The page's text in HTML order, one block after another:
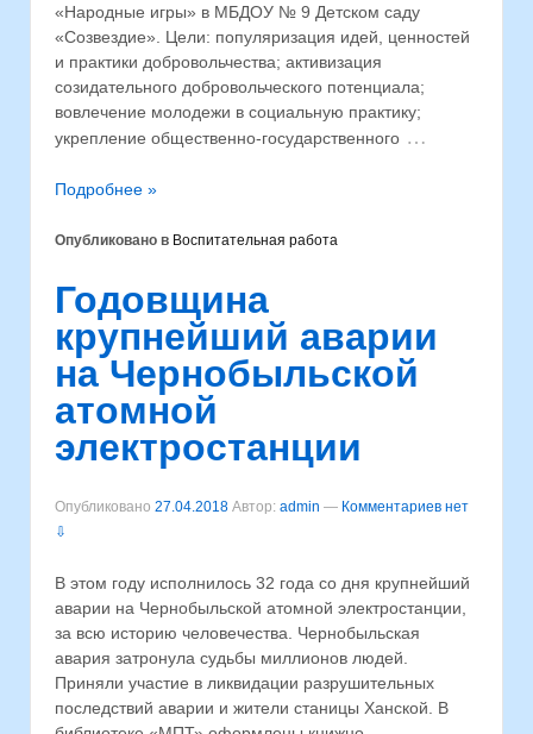
«Народные игры» в МБДОУ № 9 Детском саду
«Созвездие». Цели: популяризация идей, ценностей
и практики добровольчества; активизация
созидательного добровольческого потенциала;
вовлечение молодежи в социальную практику;
укрепление общественно-государственного …
Подробнее »
Опубликовано в Воспитательная работа
Годовщина
крупнейший аварии
на Чернобыльской
атомной
электростанции
Опубликовано 27.04.2018 Автор: admin — Комментариев нет
⇩
В этом году исполнилось 32 года со дня крупнейший
аварии на Чернобыльской атомной электростанции,
за всю историю человечества. Чернобыльская
авария затронула судьбы миллионов людей.
Приняли участие в ликвидации разрушительных
последствий аварии и жители станицы Ханской. В